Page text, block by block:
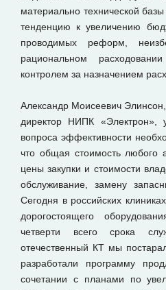
материально технической
тенденцию к увеличению
проводимых реформ,
рациональном
контролем за назначением
Александр Моисеевич
директор НИПК «Электрон»,
вопроса эффективности
что общая стоимость любого
цены закупки и стоимости
обслуживание, замену
Сегодня в российских
дорогостоящего
четверти всего срока
отечественный КТ мы
разработали программу
сочетании с планами по